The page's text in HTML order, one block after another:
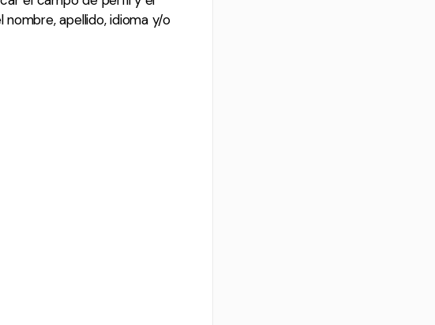
apellido, idioma y/o